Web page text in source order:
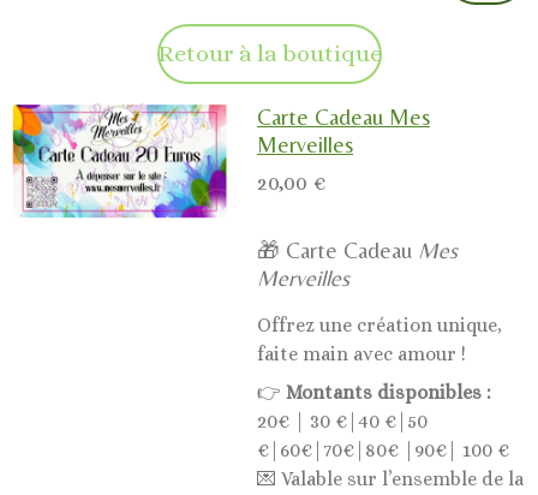
Retour à la boutique
Carte Cadeau Mes
Merveilles
20,00 €
🎁 Carte Cadeau Mes
Merveilles
Offrez une création unique,
faite main avec amour !
👉 Montants disponibles :
20€ | 30 €|40 €|50
€|60€|70€|80€ |90€| 100 €
💌 Valable sur l’ensemble de la